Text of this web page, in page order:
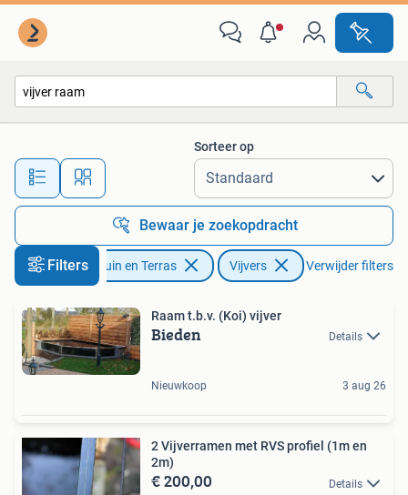
Alle afstanden…
Sorteer op
Bewaar je zoekopdracht
Filters Tuin en Terras Vijvers Verwijder filters
Raam t.b.v. (Koi) vijver
Bieden Details
Nieuwkoop 3 aug 26
2 Vijverramen met RVS profiel (1m en
2m)
€ 200,00 Details